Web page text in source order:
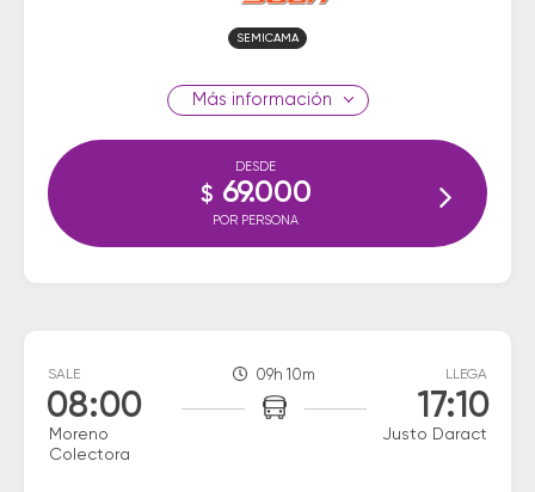
SEMICAMA
información
DESDE
$ 69.000
POR PERSONA
SALE
08:00
Moreno
Colectora
09h 10m LLEGA
17:10
Justo Daract